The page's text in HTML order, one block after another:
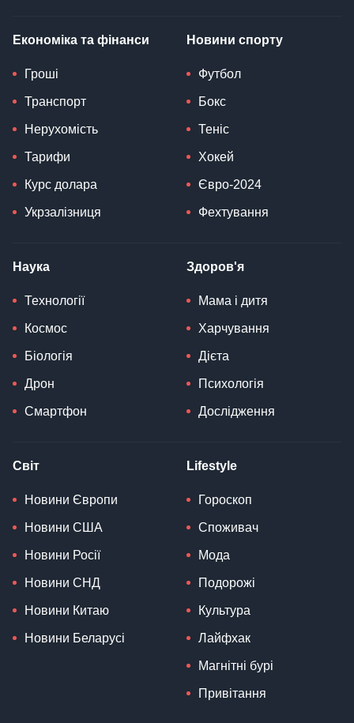
Економіка та фінанси
Гроші
Транспорт
Нерухомість
Тарифи
Курс долара
Укрзалізниця
Новини спорту
Футбол
Бокс
Теніс
Хокей
Євро-2024
Фехтування
Наука
Технології
Космос
Біологія
Дрон
Смартфон
Здоров'я
Мама і дитя
Харчування
Дієта
Психологія
Дослідження
Світ
Новини Європи
Новини США
Новини Росії
Новини СНД
Новини Китаю
Новини Беларусі
Lifestyle
Гороскоп
Споживач
Мода
Подорожі
Культура
Лайфхак
Магнітні бурі
Привітання